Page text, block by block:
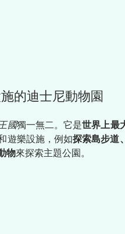
的迪士尼動物園
國獨一無二。它是世界上最
遊樂設施，例如探索島步道
物來探索主題公園。